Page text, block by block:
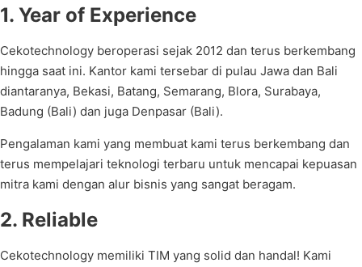
1. Year of Experience
Cekotechnology beroperasi sejak 2012 dan terus berkembang
hingga saat ini. Kantor kami tersebar di pulau Jawa dan Bali
diantaranya, Bekasi, Batang, Semarang, Blora, Surabaya,
Badung (Bali) dan juga Denpasar (Bali).
Pengalaman kami yang membuat kami terus berkembang dan
terus mempelajari teknologi terbaru untuk mencapai kepuasan
mitra kami dengan alur bisnis yang sangat beragam.
2. Reliable
Cekotechnology memiliki TIM yang solid dan handal! Kami